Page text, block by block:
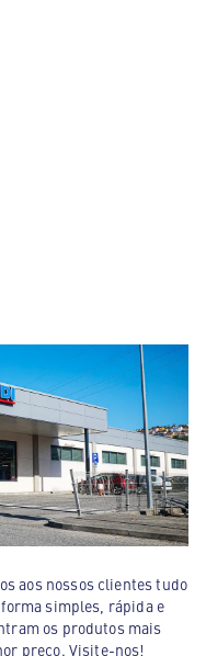
aos nossos clientes tudo
simples, rápida e
os produtos mais
preço. Visite-nos!